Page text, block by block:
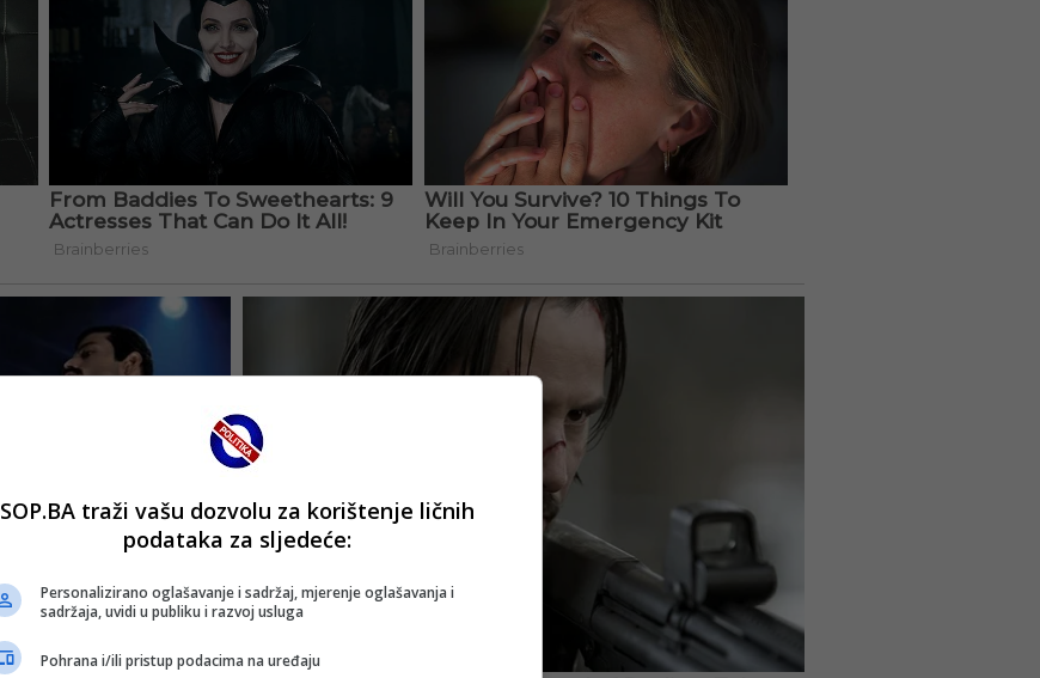
SOP.BA traži vašu dozvolu za korištenje ličnih
podataka za sljedeće:
Personalizirano oglašavanje i sadržaj, mjerenje oglašavanja i
sadržaja, uvidi u publiku i razvoj usluga
Pohrana i/ili pristup podacima na uređaju